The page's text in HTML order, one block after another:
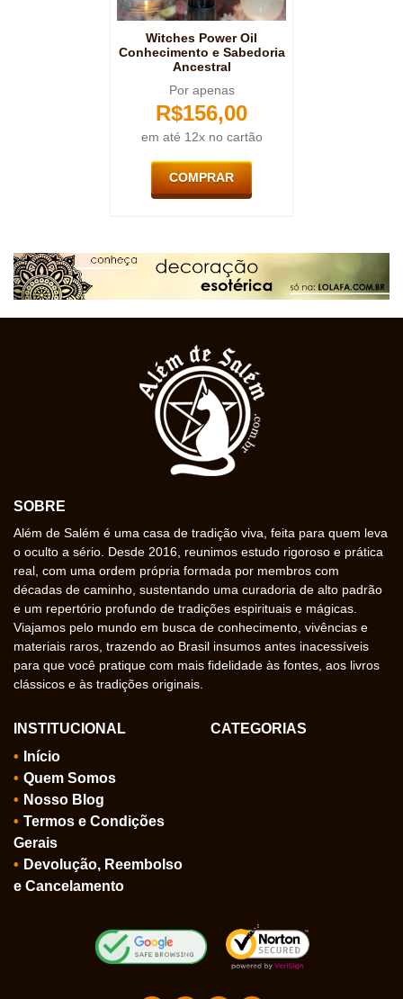
Witches Power Oil
Conhecimento e Sabedoria
Ancestral
Por apenas
R$156,00
em até 12x no cartão
COMPRAR
SOBRE
Além de Salém é uma casa de tradição viva, feita para quem leva
o oculto a sério. Desde 2016, reunimos estudo rigoroso e prática
real, com uma ordem própria formada por membros com
décadas de caminho, sustentando uma curadoria de alto padrão
e um repertório profundo de tradições espirituais e mágicas.
Viajamos pelo mundo em busca de conhecimento, vivências e
materiais raros, trazendo ao Brasil insumos antes inacessíveis
para que você pratique com mais fidelidade às fontes, aos livros
clássicos e às tradições originais.
INSTITUCIONAL
Início
Quem Somos
Nosso Blog
Termos e Condições
Gerais
Devolução, Reembolso
e Cancelamento
CATEGORIAS